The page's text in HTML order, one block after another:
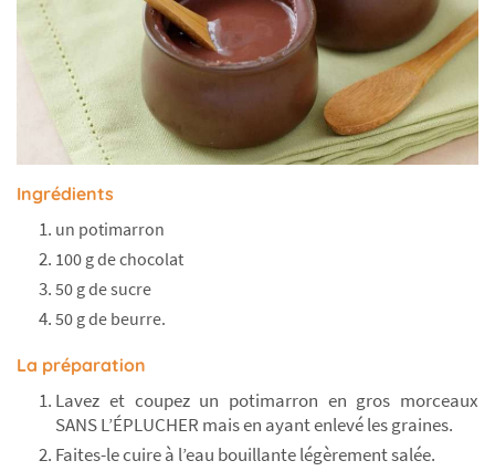
Ingrédients
un potimarron
100 g de chocolat
50 g de sucre
50 g de beurre.
La préparation
Lavez et coupez un potimarron en gros morceaux
SANS L’ÉPLUCHER mais en ayant enlevé les graines.
Faites-le cuire à l’eau bouillante légèrement salée.